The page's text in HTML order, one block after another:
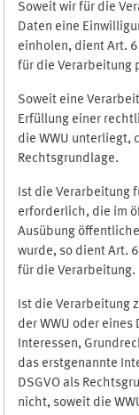
Soweit wir für die
Daten eine
einholen, dient Art.
für die Verarbeitung
Soweit eine
Erfüllung einer
die WWU unterliegt,
Rechtsgrundlage.
Ist die Verarbeitung
erforderlich, die im
Ausübung
wurde, so dient Art.
für die Verarbeitung.
Ist die Verarbeitung
der WWU oder
Interessen,
das erstgenannte
DSGVO als
nicht, soweit die